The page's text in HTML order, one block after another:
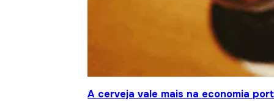
A cerveja vale mais na economia